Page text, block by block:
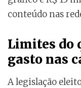
conteúdo nas
Limites do
gasto nas
A legislação